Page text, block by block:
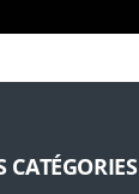
CATÉGORIES